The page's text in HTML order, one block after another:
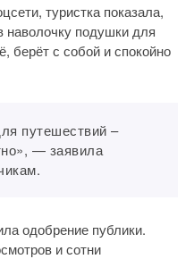
туристка показала,
наволочку подушки для
берёт с собой и спокойно
путешествий –
— заявила
одобрение публики.
и сотни